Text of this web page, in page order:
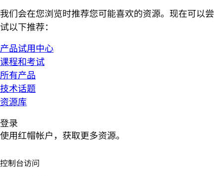
我们会在您浏览时推荐您可能喜欢的资源。现在可以尝
试以下推荐：
产品试用中心
课程和考试
所有产品
技术话题
资源库
登录
使用红帽帐户，获取更多资源。
控制台访问